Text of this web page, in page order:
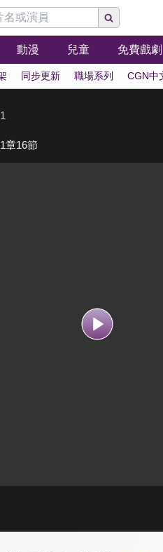
動漫 兒童 免費戲劇
同步更新 職場系列 CGN中
章16節